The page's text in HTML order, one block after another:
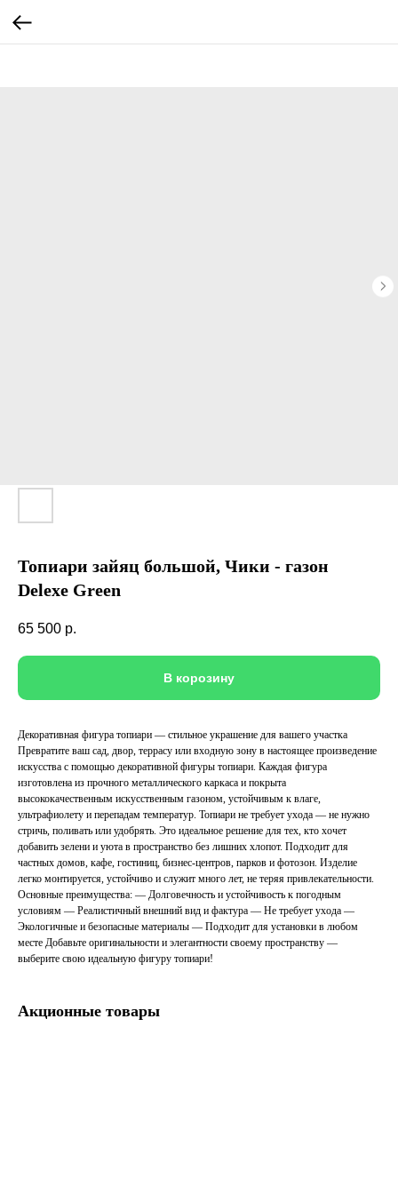
Топиари зайяц большой, Чики - газон
Delexe Green
65 500 р.
В корозину
Декоративная фигура топиари — стильное украшение для вашего участка
Превратите ваш сад, двор, террасу или входную зону в настоящее произведение
искусства с помощью декоративной фигуры топиари. Каждая фигура
изготовлена из прочного металлического каркаса и покрыта
высококачественным искусственным газоном, устойчивым к влаге,
ультрафиолету и перепадам температур. Топиари не требует ухода — не нужно
стричь, поливать или удобрять. Это идеальное решение для тех, кто хочет
добавить зелени и уюта в пространство без лишних хлопот. Подходит для
частных домов, кафе, гостиниц, бизнес-центров, парков и фотозон. Изделие
легко монтируется, устойчиво и служит много лет, не теряя привлекательности.
Основные преимущества: — Долговечность и устойчивость к погодным
условиям — Реалистичный внешний вид и фактура — Не требует ухода —
Экологичные и безопасные материалы — Подходит для установки в любом
месте Добавьте оригинальности и элегантности своему пространству —
выберите свою идеальную фигуру топиари!
Акционные товары